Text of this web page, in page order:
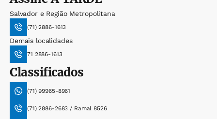
Salvador e Região Metropolitana
(71) 2886-1613
Demais localidades
71 2886-1613
Classificados
(71) 99965-8961
(71) 2886-2683 / Ramal 8526